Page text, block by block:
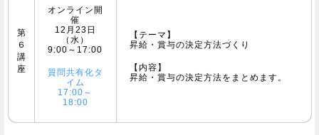
第
６
講
座
オンライン開
催
12月23日
（水）
9:00～17:00
質問共有化タ
イム
17:00～
18:00
【テーマ】
昇給・賞与の決定方法づくり
【内容】
昇給・賞与の決定方法をまとめます。